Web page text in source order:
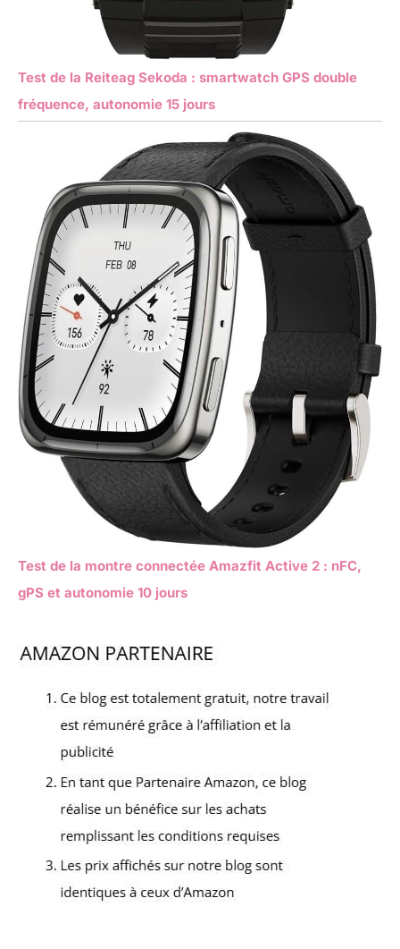
Test de la Reiteag Sekoda : smartwatch GPS double
fréquence, autonomie 15 jours
Test de la montre connectée Amazfit Active 2 : nFC,
gPS et autonomie 10 jours